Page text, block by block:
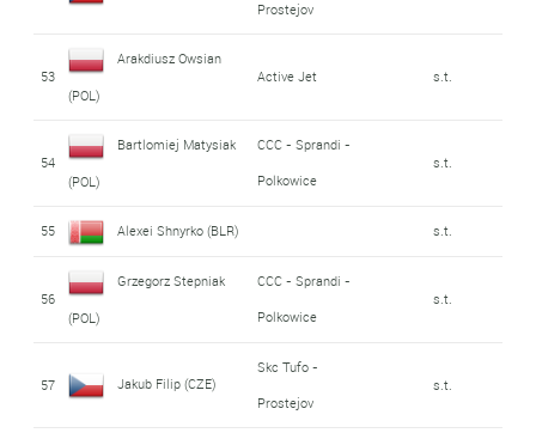
Prostejov
53
Arakdiusz Owsian
(POL)
Active Jet s.t.
54
Bartlomiej Matysiak
(POL)
CCC - Sprandi -
Polkowice
s.t.
55 Alexei Shnyrko (BLR) s.t.
56
Grzegorz Stepniak
(POL)
CCC - Sprandi -
Polkowice
s.t.
57 Jakub Filip (CZE)
Skc Tufo -
Prostejov
s.t.